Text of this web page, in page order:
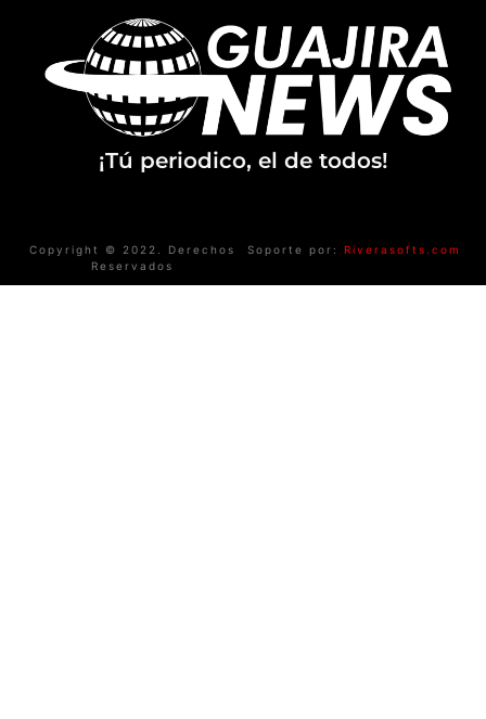
¡Tú periodico, el de todos!
Copyright © 2022. Derechos
Reservados
Soporte por: Riverasofts.com